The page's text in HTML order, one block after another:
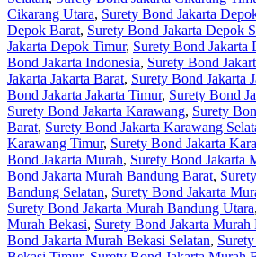
Cikarang Utara, Surety Bond Jakarta
Depok Barat, Surety Bond Jakarta Depok
Jakarta Depok Timur, Surety Bond Jakarta
Bond Jakarta Indonesia, Surety Bond
Jakarta Jakarta Barat, Surety Bond Jakarta
Bond Jakarta Jakarta Timur, Surety Bond
Surety Bond Jakarta Karawang, Surety
Barat, Surety Bond Jakarta Karawang
Karawang Timur, Surety Bond Jakarta
Bond Jakarta Murah, Surety Bond Jakarta
Bond Jakarta Murah Bandung Barat,
Bandung Selatan, Surety Bond Jakarta
Surety Bond Jakarta Murah Bandung Utara,
Murah Bekasi, Surety Bond Jakarta Murah
Bond Jakarta Murah Bekasi Selatan,